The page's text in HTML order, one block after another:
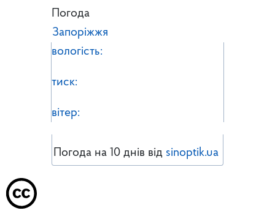
Погода
Запоріжжя
вологість:
тиск:
вітер:
Погода на 10 днів від sinoptik.ua